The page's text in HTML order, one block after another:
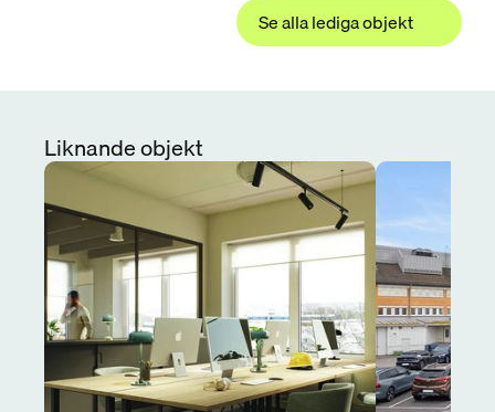
Se alla lediga objekt
Liknande objekt